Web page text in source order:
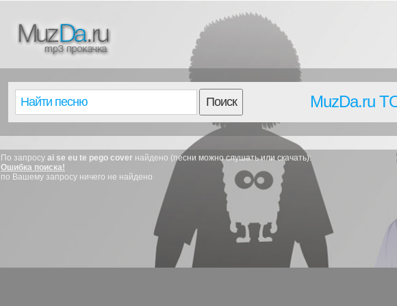
Поиск MuzDa.ru
По запросу ai se eu te pego cover найдено (песни можно слушать или скачать):
Ошибка поиска!
по Вашему запросу ничего не найдено